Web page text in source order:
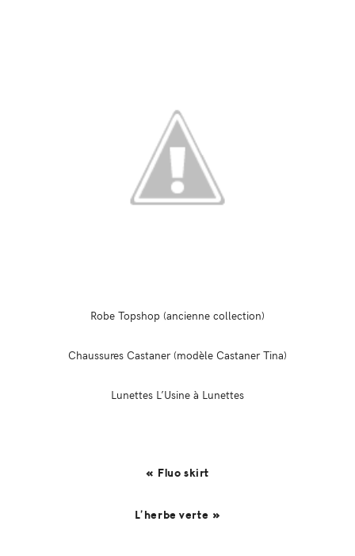
Robe Topshop (ancienne collection)
Chaussures Castaner (modèle Castaner Tina)
Lunettes L’Usine à Lunettes
« Fluo skirt
L’herbe verte »